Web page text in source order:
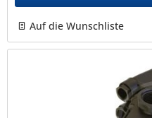
Auf die Wunschliste